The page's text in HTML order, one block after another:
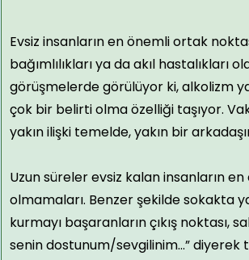
Evsiz insanların en önemli ortak
bağımlılıkları ya da akıl hastalıkları
görüşmelerde görülüyor ki, alkolizm
çok bir belirti olma özelliği taşıyor.
yakın ilişki temelde, yakın bir
Uzun süreler evsiz kalan insanların
olmamaları. Benzer şekilde sokakta
kurmayı başaranların çıkış noktası,
senin dostunum/sevgilinim...” diyerek